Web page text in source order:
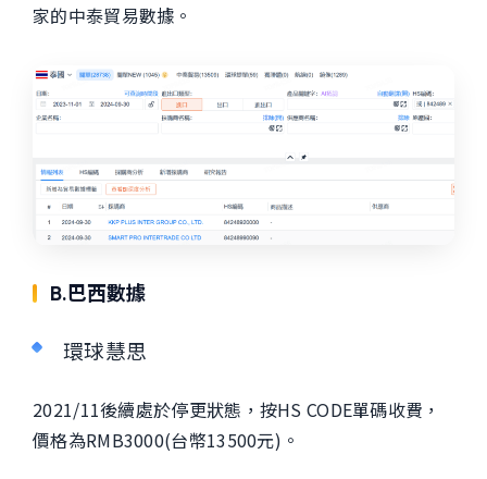
家的中泰貿易數據。
B.巴西數據
環球慧思
2021/11後續處於停更狀態，按HS CODE單碼收費，
價格為RMB3000(台幣13500元)。